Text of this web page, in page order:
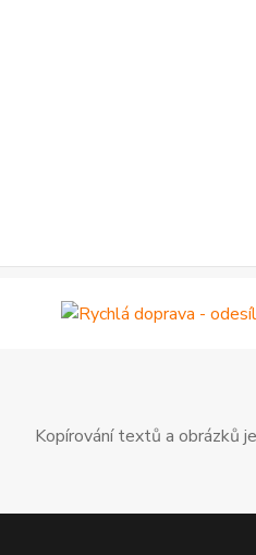
Kopírování textů a obrázků